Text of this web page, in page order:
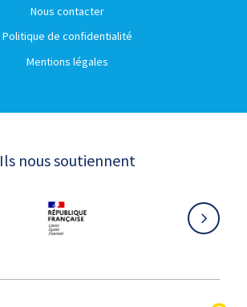
Nous contacter
Politique de confidentialité
Mentions légales
Ils nous soutiennent